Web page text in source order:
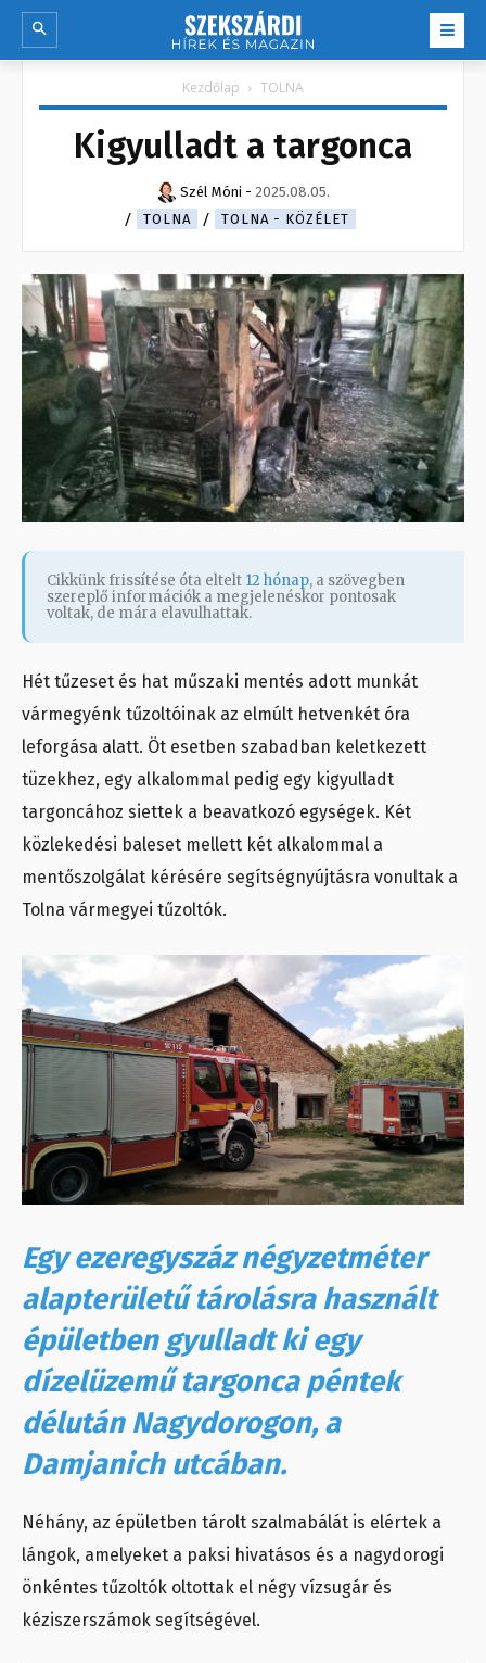
Kezdőlap TOLNA
Kigyulladt a targonca
Szél Móni - 2025.08.05.
TOLNA
TOLNA - KÖZÉLET
Cikkünk frissítése óta eltelt 12 hónap, a szövegben
szereplő információk a megjelenéskor pontosak
voltak, de mára elavulhattak.
Hét tűzeset és hat műszaki mentés adott munkát
vármegyénk tűzoltóinak az elmúlt hetvenkét óra
leforgása alatt. Öt esetben szabadban keletkezett
tüzekhez, egy alkalommal pedig egy kigyulladt
targoncához siettek a beavatkozó egységek. Két
közlekedési baleset mellett két alkalommal a
mentőszolgálat kérésére segítségnyújtásra vonultak a
Tolna vármegyei tűzoltók.
Egy ezeregyszáz négyzetméter
alapterületű tárolásra használt
épületben gyulladt ki egy
dízelüzemű targonca péntek
délután Nagydorogon, a
Damjanich utcában.
Néhány, az épületben tárolt szalmabálát is elértek a
lángok, amelyeket a paksi hivatásos és a nagydorogi
önkéntes tűzoltók oltottak el négy vízsugár és
kéziszerszámok segítségével.